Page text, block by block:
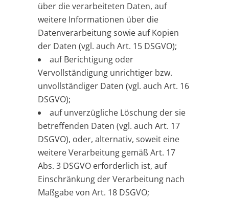
über die verarbeiteten Daten, auf
weitere Informationen über die
Datenverarbeitung sowie auf Kopien
der Daten (vgl. auch Art. 15 DSGVO);
auf Berichtigung oder
Vervollständigung unrichtiger bzw.
unvollständiger Daten (vgl. auch Art. 16
DSGVO);
auf unverzügliche Löschung der sie
betreffenden Daten (vgl. auch Art. 17
DSGVO), oder, alternativ, soweit eine
weitere Verarbeitung gemäß Art. 17
Abs. 3 DSGVO erforderlich ist, auf
Einschränkung der Verarbeitung nach
Maßgabe von Art. 18 DSGVO;